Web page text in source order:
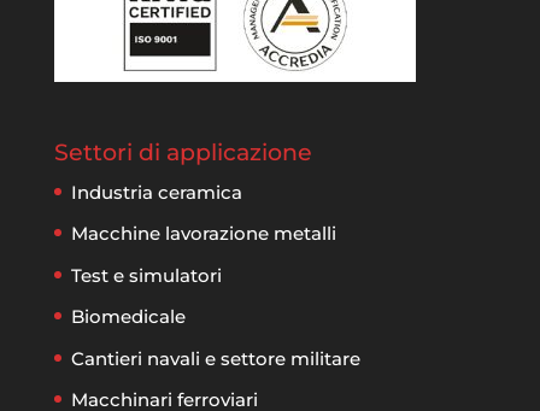
Settori di applicazione
Industria ceramica
Macchine lavorazione metalli
Test e simulatori
Biomedicale
Cantieri navali e settore militare
Macchinari ferroviari